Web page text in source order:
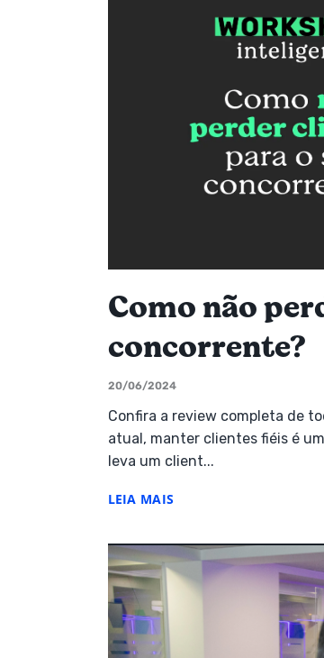
Como não
concorrente?
20/06/2024
Confira a review completa de
atual, manter clientes fiéis é
leva um client...
LEIA MAIS